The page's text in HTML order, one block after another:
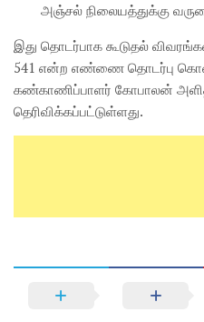
அஞ்சல் நிலையத்துக்கு
இது தொடர்பாக கூடுதல்
541 என்ற எண்ணை தொடர்பு
கண்காணிப்பாளர் கோபாலன்
தெரிவிக்கப்பட்டுள்ளது.